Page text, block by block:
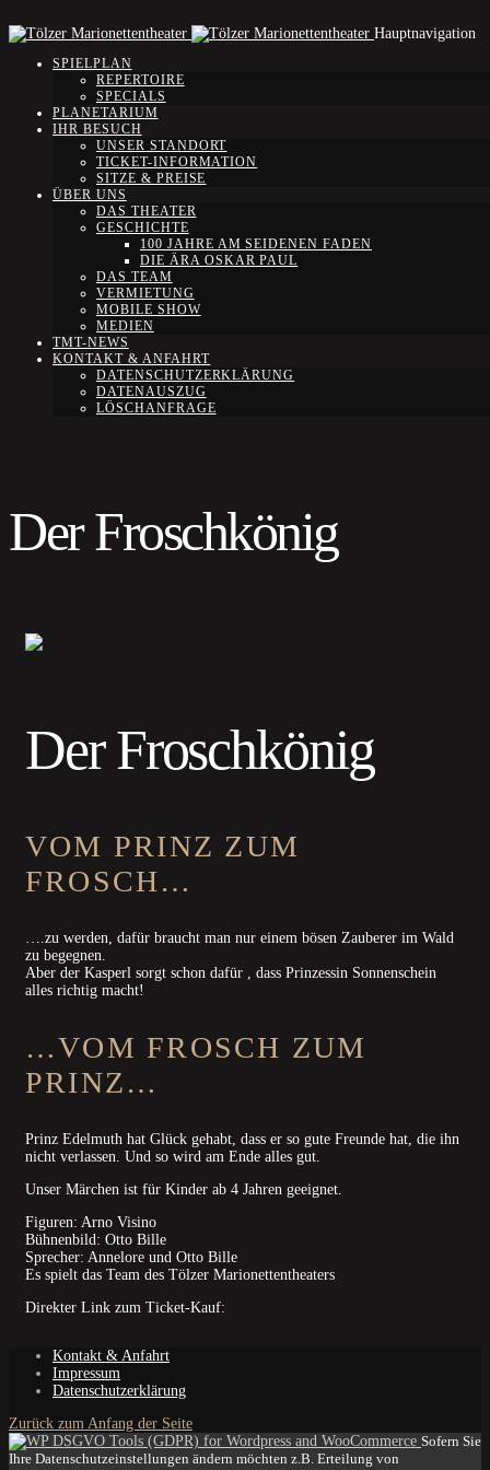
Hauptnavigation
SPIELPLAN
REPERTOIRE
SPECIALS
PLANETARIUM
IHR BESUCH
UNSER STANDORT
TICKET-INFORMATION
SITZE & PREISE
ÜBER UNS
DAS THEATER
GESCHICHTE
100 JAHRE AM SEIDENEN FADEN
DIE ÄRA OSKAR PAUL
DAS TEAM
VERMIETUNG
MOBILE SHOW
MEDIEN
TMT-NEWS
KONTAKT & ANFAHRT
DATENSCHUTZERKLÄRUNG
DATENAUSZUG
LÖSCHANFRAGE
Der Froschkönig
Der Froschkönig
VOM PRINZ ZUM
FROSCH…
….zu werden, dafür braucht man nur einem bösen Zauberer im Wald
zu begegnen.
Aber der Kasperl sorgt schon dafür , dass Prinzessin Sonnenschein
alles richtig macht!
…VOM FROSCH ZUM
PRINZ…
Prinz Edelmuth hat Glück gehabt, dass er so gute Freunde hat, die ihn
nicht verlassen. Und so wird am Ende alles gut.
Unser Märchen ist für Kinder ab 4 Jahren geeignet.
Figuren: Arno Visino
Bühnenbild: Otto Bille
Sprecher: Annelore und Otto Bille
Es spielt das Team des Tölzer Marionettentheaters
Direkter Link zum Ticket-Kauf:
Kontakt & Anfahrt
Impressum
Datenschutzerklärung
Zurück zum Anfang der Seite
Sofern Sie
Ihre Datenschutzeinstellungen ändern möchten z.B. Erteilung von